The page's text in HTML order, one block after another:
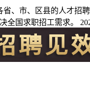
省、市、区县的人才
全国求职招工需求。